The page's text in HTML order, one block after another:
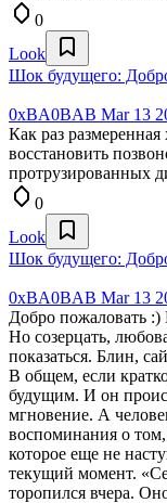
0
Look
Шок будущего:
0xBA0BAB Mar 13
Как раз
восстановить
протрузированных
0
Look
Шок будущего:
0xBA0BAB Mar 13
Добро пожаловать
Но созерцать,
показаться. Блин,
В общем, если
будущим. И он
мгновение. А
воспоминания о
которое еще не
текущий момент.
торопился вчера.